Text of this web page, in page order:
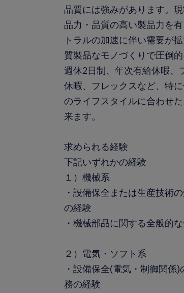
品質には強みがあります。
品力・品質の高い製品力を
トラルの加速に伴い需要が
質製品なモノづくりで圧倒
週休2日制、年次有給休暇
休暇、フレックスなど、特
のライフスタイルに合わせ
来ます。
求められる経験
下記いずれかの経験
１）機械系
・設備保全または生産技術
の経験
・機械部品に関する全般的
２）電気・ソフト系
・設備保全(電気・制御関係
務の経験